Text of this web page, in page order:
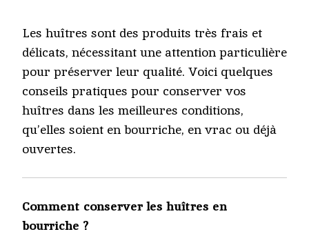
Les huîtres sont des produits très frais et
délicats, nécessitant une attention particulière
pour préserver leur qualité. Voici quelques
conseils pratiques pour conserver vos
huîtres dans les meilleures conditions,
qu’elles soient en bourriche, en vrac ou déjà
ouvertes.
Comment conserver les huîtres en
bourriche ?